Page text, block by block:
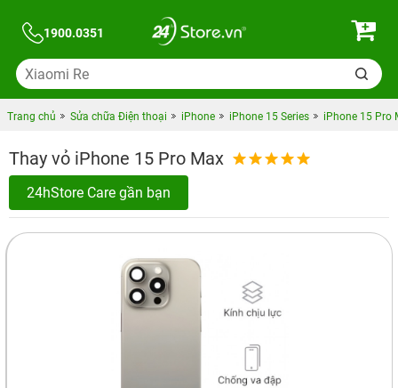
1900.0351
Trang chủ Sửa chữa Điện thoại iPhone iPhone 15 Series iPhone 15 Pro
Thay vỏ iPhone 15 Pro Max
24hStore Care gần bạn